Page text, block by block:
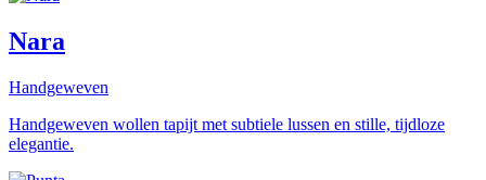
Nara
Handgeweven
Handgeweven wollen tapijt met subtiele lussen en stille, tijdloze
elegantie.